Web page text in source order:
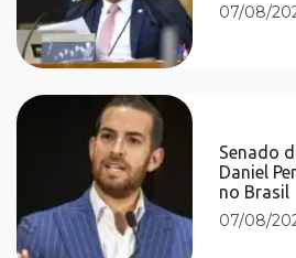
07/08/
Senado
Daniel
no Brasil
07/08/